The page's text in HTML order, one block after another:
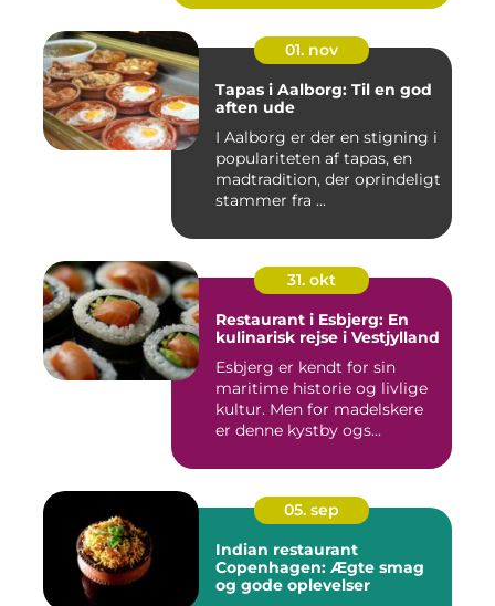
01. nov
Tapas i Aalborg: Til en god
aften ude
I Aalborg er der en stigning i
populariteten af tapas, en
madtradition, der oprindeligt
stammer fra ...
31. okt
Restaurant i Esbjerg: En
kulinarisk rejse i Vestjylland
Esbjerg er kendt for sin
maritime historie og livlige
kultur. Men for madelskere
er denne kystby ogs...
05. sep
Indian restaurant
Copenhagen: Ægte smag
og gode oplevelser